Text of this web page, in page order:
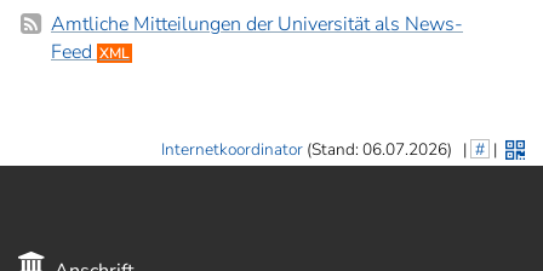
Amtliche Mitteilungen der Universität als News-
Feed XML
Internetkoordinator(Stand: 06.07.2026) | # |